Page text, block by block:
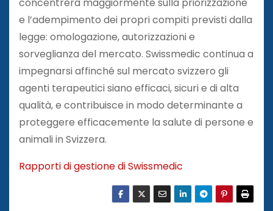
e l’adempimento dei propri compiti previsti dalla
legge: omologazione, autorizzazioni e
sorveglianza del mercato. Swissmedic continua a
impegnarsi affinché sul mercato svizzero gli
agenti terapeutici siano efficaci, sicuri e di alta
qualità, e contribuisce in modo determinante a
proteggere efficacemente la salute di persone e
animali in Svizzera.
Rapporti di gestione di Swissmedic